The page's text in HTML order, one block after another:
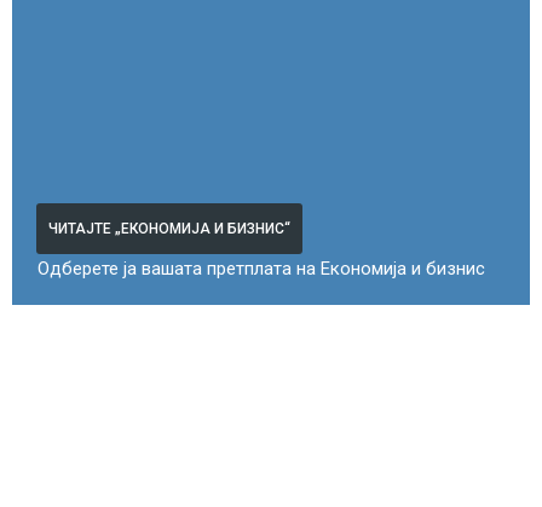
ЧИТАЈТЕ „ЕКОНОМИЈА И БИЗНИС“
Одберете ја вашата претплата на Економија и бизнис